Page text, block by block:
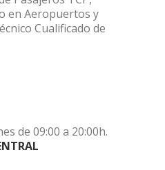
en Aeropuertos y
Cualificado de
de 09:00 a 20:00h.